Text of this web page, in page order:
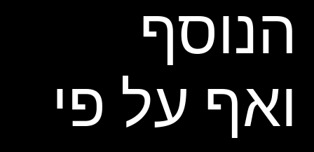
הנוסף
ואף על פי